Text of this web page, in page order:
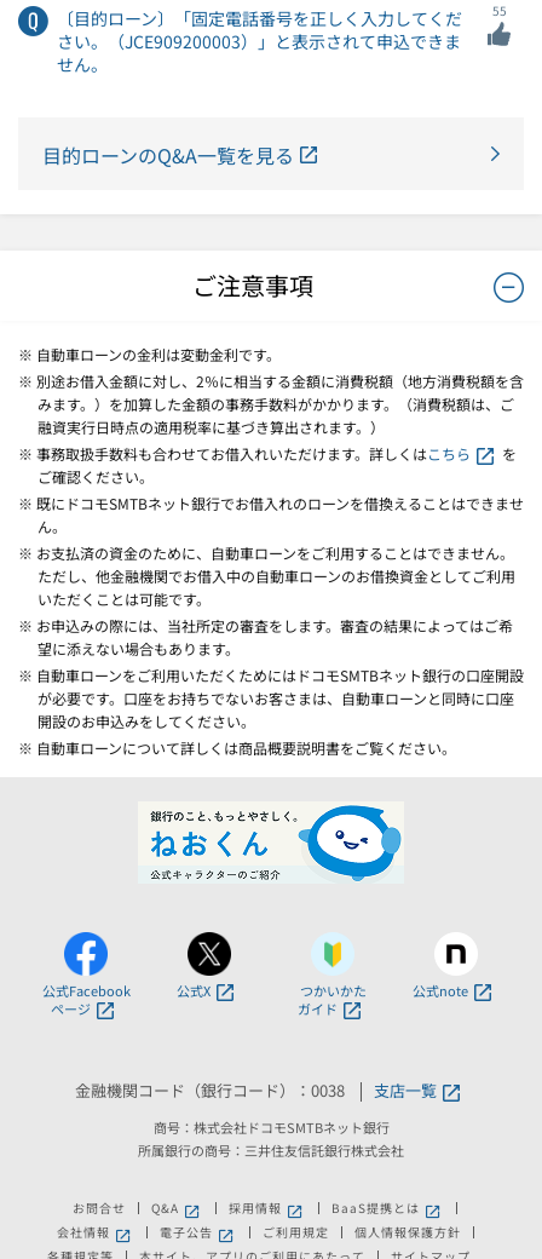
〔目的ローン〕「固定電話番号を正しく入力してくだ
さい。（JCE909200003）」と表示されて申込できま
せん。
55
目的ローンのQ&A一覧を見る
ご注意事項
※ 自動車ローンの金利は変動金利です。
※ 別途お借入金額に対し、2％に相当する金額に消費税額（地方消費税額を含
みます。）を加算した金額の事務手数料がかかります。（消費税額は、ご
融資実行日時点の適用税率に基づき算出されます。）
※ 事務取扱手数料も合わせてお借入れいただけます。詳しくはこちら
を
ご確認ください。
※ 既にドコモSMTBネット銀行でお借入れのローンを借換えることはできませ
ん。
※ お支払済の資金のために、自動車ローンをご利用することはできません。
ただし、他金融機関でお借入中の自動車ローンのお借換資金としてご利用
いただくことは可能です。
※ お申込みの際には、当社所定の審査をします。審査の結果によってはご希
望に添えない場合もあります。
※ 自動車ローンをご利用いただくためにはドコモSMTBネット銀行の口座開設
が必要です。口座をお持ちでないお客さまは、自動車ローンと同時に口座
開設のお申込みをしてください。
※ 自動車ローンについて詳しくは商品概要説明書をご覧ください。
公式Facebook
ページ
公式X
つかいかた
ガイド
公式note
金融機関コード（銀行コード）：0038 支店一覧
商号：株式会社ドコモSMTBネット銀行
所属銀行の商号：三井住友信託銀行株式会社
お問合せ Q&A 新しいウィンドウで開きます。
採用情報 新しいウィンドウで開きます。
BaaS提携とは 新しいウィンドウ
会社情報新しいウィンドウで開きます。
電子公告新しいウィンドウで開きます。
ご利用規定
個人情報保護方針